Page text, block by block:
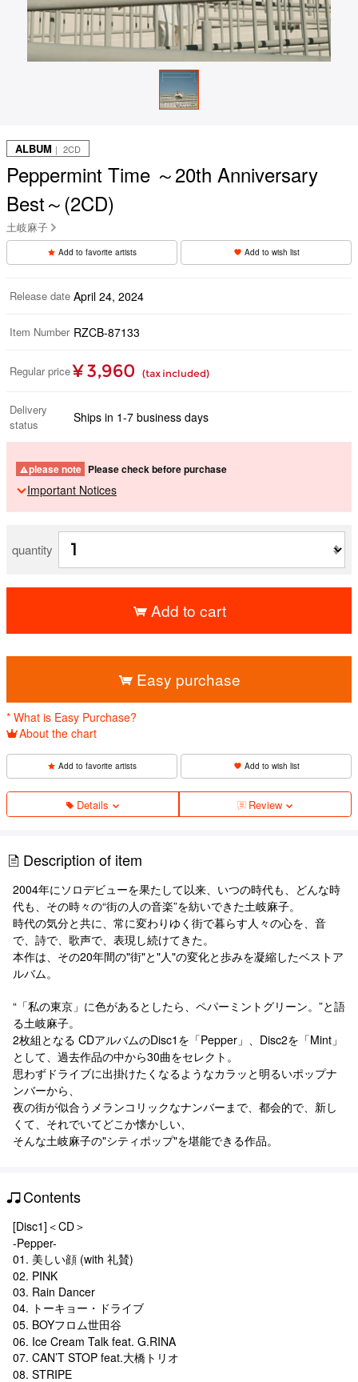
ALBUM ｜ 2CD
Peppermint Time ～20th Anniversary
Best～(2CD)
土岐麻子
Add to favorite artists Add to wish list
Release date April 24, 2024
Item Number RZCB-87133
Regular price ¥ 3,960 (tax included)
Delivery
status
Ships in 1-7 business days
please note Please check before purchase
Important Notices
quantity
Add to cart
Easy purchase
* What is Easy Purchase?
About the chart
Add to favorite artists Add to wish list
Details Review
Description of item
2004年にソロデビューを果たして以来、いつの時代も、どんな時
代も、その時々の“街の人の音楽”を紡いできた土岐麻子。
時代の気分と共に、常に変わりゆく街で暮らす人々の心を、音
で、詩で、歌声で、表現し続けてきた。
本作は、その20年間の"街"と"人"の変化と歩みを凝縮したベストア
ルバム。
“「私の東京」に色があるとしたら、ペパーミントグリーン。”と語
る土岐麻子。
2枚組となる CDアルバムのDisc1を「Pepper」、Disc2を「Mint」
として、過去作品の中から30曲をセレクト。
思わずドライブに出掛けたくなるようなカラッと明るいポップナ
ンバーから、
夜の街が似合うメランコリックなナンバーまで、都会的で、新し
くて、それでいてどこか懐かしい、
そんな土岐麻子の"シティポップ"を堪能できる作品。
Contents
[Disc1]＜CD＞
-Pepper-
01. 美しい顔 (with 礼賛)
02. PINK
03. Rain Dancer
04. トーキョー・ドライブ
05. BOYフロム世田谷
06. Ice Cream Talk feat. G.RINA
07. CAN’T STOP feat.大橋トリオ
08. STRIPE